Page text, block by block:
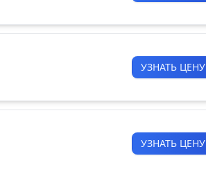
УЗНАТЬ ЦЕНУ
УЗНАТЬ ЦЕНУ